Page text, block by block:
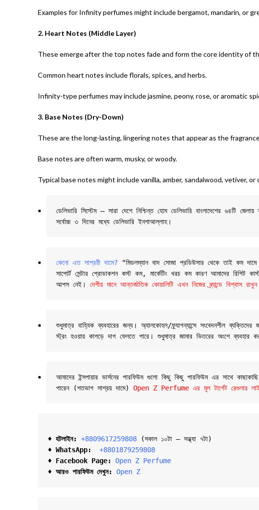
Examples for Infinity perfumes might include bergamot, mandarin, or
2. Heart Notes (Middle Layer)
These emerge after the top notes fade and form the core identity of
Common heart notes include florals, spices, and herbs.
Infinity-type perfumes may include jasmine, peony, rose, or aromatic
3. Base Notes (Dry-Down)
These are the long-lasting, lingering notes that appear as the
Base notes are often warm, musky, or woody.
Typical base notes might include vanilla, amber, sandalwood, vetiver, or
ডেলিভারি সিস্টেম – সারা দেশে নিশ্চিন্ত হোম ডেলিভারি বাংলাদেশের ৬৪টি
সর্বোচ্চ ৩ দিনের মধ্যে ডেলিভারি ইনশাআল্লাহ।
কেনো এত সাশ্রয়ী দামে? "মিডলম্যান বাদ সোজা প্রডিউসার থেকে তাই কম দামে
সাপোর্ট সেন্টার প্রোডাকশন কস্ট কম, মার্কেটিং খরচ কম কারণ আমাদের রিপিট
আপস নেই। দেশীয় মানে আন্তর্জাতিক কোয়ালিটি এখন নিজের ব্র্যান্ডে
শুধুমাত্র বাহ্যিক ব্যবহারের জন্য। অ্যালকোহল/ফ্র্যাগন্যান্সে সংবেদনশীল
স্ট্রং হওয়ায় কাপড়ে দাগ ফেলতে পারে। শুধুমাত্র জামার ভিতরের অংশে ব্যবহার
আমাদের ইন্সপায়ার ভার্সনের পারফিউম গুলো কিছু কিছু পারফিউম এর সাথে
পারেন (শতভাগ সাশ্রয় দামে) Open Z Perfume এর মূল টার্গেট রেগুলার
♦ হটলাইন: +8809617259808
(সকাল ১০টা – সন্ধ্যা ৭টা)
♦ WhatsApp:
+8801879259808
♦ Facebook Page:
Open Z Perfume
♦ আরও পারফিউম দেখুন:
Open Z